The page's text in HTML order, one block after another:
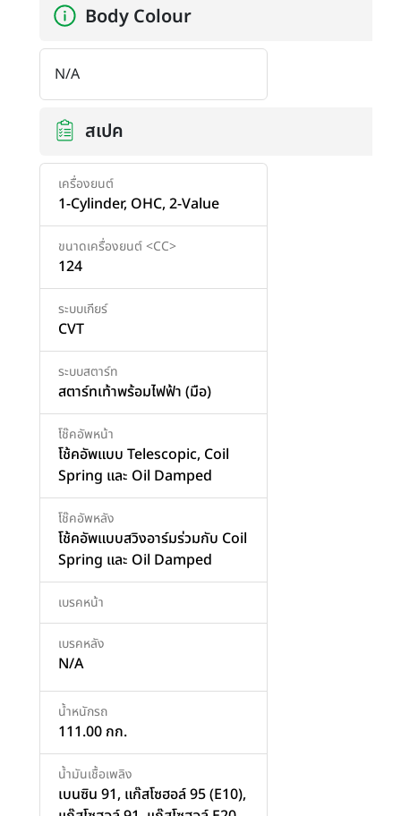
Body Colour
N/A
สเปค
เครื่องยนต์
1-Cylinder, OHC, 2-Value
ขนาดเครื่องยนต์ <CC>
124
ระบบเกียร์
CVT
ระบบสตาร์ท
สตาร์ทเท้าพร้อมไฟฟ้า (มือ)
โช๊คอัพหน้า
โช้คอัพแบบ Telescopic, Coil
Spring และ Oil Damped
โช๊คอัพหลัง
โช้คอัพแบบสวิงอาร์มร่วมกับ Coil
Spring และ Oil Damped
เบรคหน้า
เบรคหลัง
N/A
น้ำหนักรถ
111.00 กก.
น้ำมันเชื้อเพลิง
เบนซิน 91, แก๊สโซฮอล์ 95 (E10),